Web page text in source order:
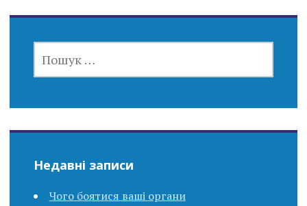
navigation
Недавні записи
Чого боятися ваші органи